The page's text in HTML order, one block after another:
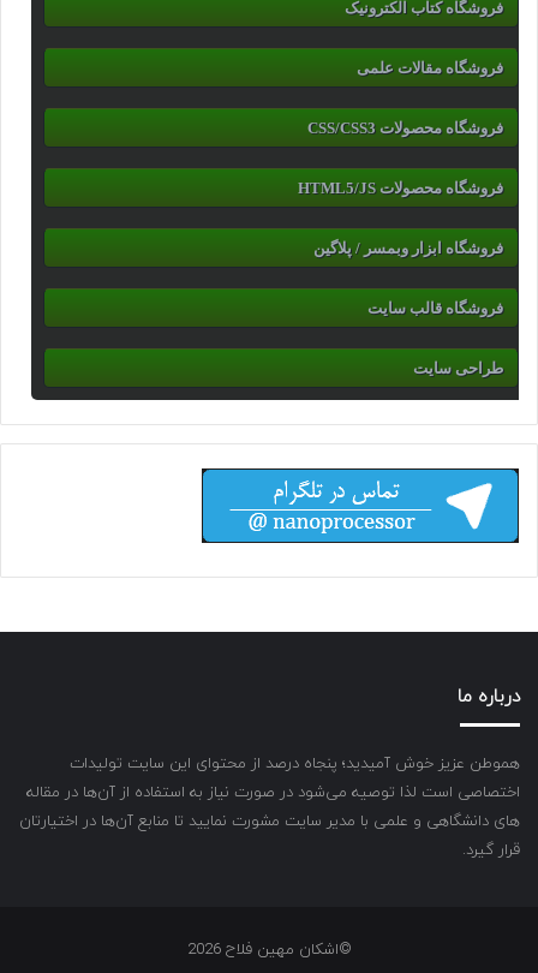
فروشگاه کتاب الکترونیک
فروشگاه مقالات علمی
فروشگاه محصولات CSS/CSS3
فروشگاه محصولات HTML5/JS
فروشگاه ابزار وبمسر / پلاگین
فروشگاه قالب سایت
طراحی سایت
درباره ما
هموطن عزیز خوش آمیدید؛ پنجاه درصد از محتوای این سایت تولیدات
اختصاصی است لذا توصیه می‌شود در صورت نیاز به استفاده از آن‌ها در مقاله
های دانشگاهی و علمی با مدیر سایت مشورت نمایید تا منابع آن‌ها در اختیارتان
قرار گیرد.
©اشکان مهین فلاح 2026